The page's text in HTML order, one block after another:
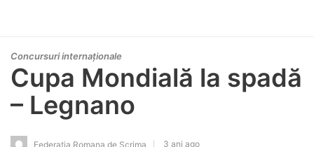
Concursuri internaționale
Cupa Mondială la spadă
– Legnano
Federatia Romana de Scrima 3 ani ago